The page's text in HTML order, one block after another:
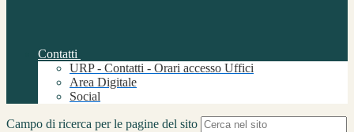
Contatti
URP - Contatti - Orari accesso Uffici
Area Digitale
Social
Campo di ricerca per le pagine del sito